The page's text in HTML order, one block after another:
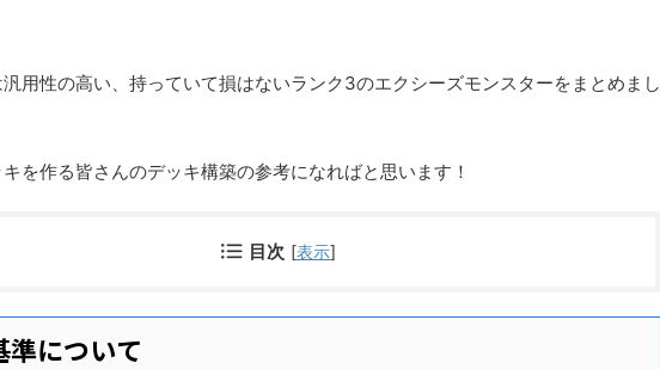
用性の高い、持っていて損はないランク3のエクシーズモンスターをまとめまし
を作る皆さんのデッキ構築の参考になればと思います！
目次 [表示]
準について